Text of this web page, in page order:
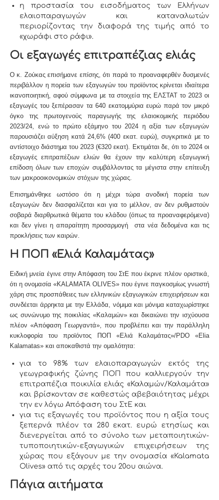
η προστασία του εισοδήματος των Ελλήνων
ελαιοπαραγωγών και καταναλωτών
περιορίζοντας την διαφορά της τιμής από το
«χωράφι στο ράφι».
Οι εξαγωγές επιτραπέζιας ελιάς
Ο κ. Ζούκας επισήμανε επίσης, ότι παρά το προαναφερθέν δυσμενές
περιβάλλον η πορεία των εξαγωγών του προϊόντος κρίνεται ιδιαίτερα
ικανοποιητική, αφού σύμφωνα με τα στοιχεία της ΕΛΣΤΑΤ το 2023 οι
εξαγωγές του ξεπέρασαν τα 640 εκατομμύρια ευρώ παρά τον μικρό
όγκο της πρωτογενούς παραγωγής της ελαιοκομικής περιόδου
2023/24, ενώ το πρώτο εξάμηνο του 2024 η αξία των εξαγωγών
παρουσιάζει αύξηση κατά 24,6% (400 εκατ. ευρώ), συγκριτικά με το
αντίστοιχο διάστημα του 2023 (€320 εκατ). Εκτιμάται δε, ότι το 2024 οι
εξαγωγές επιτραπέζιων ελιών θα έχουν την καλύτερη εξαγωγική
επίδοση όλων των εποχών συμβάλλοντας τα μέγιστα στην επίτευξη
των μακροοικονομικών στόχων της χώρας.
Επισημάνθηκε ωστόσο ότι η μέχρι τώρα ανοδική πορεία των
εξαγωγών δεν διασφαλίζεται και για το μέλλον, αν δεν ρυθμιστούν
σοβαρά διαρθρωτικά θέματα του κλάδου (όπως τα προαναφερόμενα)
και δεν γίνει η απαραίτητη προσαρμογή στα νέα δεδομένα και τις
προκλήσεις των καιρών.
Η ΠΟΠ «Ελιά Καλαμάτας»
Ειδική μνεία έγινε στην Απόφαση του ΣτΕ που έκρινε πλέον οριστικά,
ότι η ονομασία «KALAMATA OLIVES» που έγινε παγκοσμίως γνωστή
χάρη στις προσπάθειες των ελληνικών εξαγωγικών επιχειρήσεων και
συνδέεται άρρηκτα με την Ελλάδα, νόμιμα και μόνιμα καταχωρίστηκε
ως συνώνυμο της ποικιλίας «Καλαμών» και δικαιώνει την ισχύουσα
πλέον «Απόφαση Γεωργαντά», που προβλέπει και την παράλληλη
κυκλοφορία του προϊόντος ΠΟΠ «Ελιά Καλαμάτας»/PDO «Elia
Kalamatas» και αποκαθιστά την ομαλότητα:
για το 98% των ελαιοπαραγωγών εκτός της
γεωγραφικής ζώνης ΠΟΠ που καλλιεργούν την
επιτραπέζια ποικιλία ελιάς «Καλαμών/Καλαμάτα»
και βρίσκονταν σε καθεστώς αβεβαιότητας μέχρι
την εν λόγω Απόφαση του ΣτΕ και
για τις εξαγωγές του προϊόντος που η αξία τους
ξεπερνά πλέον τα 280 εκατ. ευρώ ετησίως και
διενεργείται από το σύνολο των μεταποιητικών-
τυποποιητικών-εξαγωγικών επιχειρήσεων της
χώρας που εξάγουν με την ονομασία «Kalamata
Olives» από τις αρχές του 20ου αιώνα.
Πάγια αιτήματα